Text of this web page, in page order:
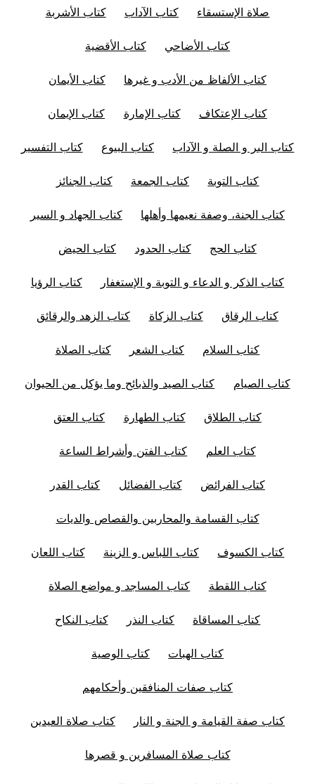
صلاة الإستسقاء كتاب الآداب كتاب الأشربة
كتاب الأضاحي كتاب الأقضية
كتاب الألفاظ من الأدب و غيرها كتاب الأيمان
كتاب الإعتكاف كتاب الإمارة كتاب الإيمان
كتاب البر و الصلة و الآداب كتاب البيوع كتاب التفسير
كتاب التوبة كتاب الجمعة كتاب الجنائز
كتاب الجنة، وصفة نعيمها وأهلها كتاب الجهاد و السير
كتاب الحج كتاب الحدود كتاب الحيض
كتاب الذكر و الدعاء و التوبة و الإستغفار كتاب الرؤيا
كتاب الرقاق كتاب الزكاة كتاب الزهد والرقائق
كتاب السلام كتاب الشعر كتاب الصلاة
كتاب الصيام كتاب الصيد والذبائح وما يؤكل من الحيوان
كتاب الطلاق كتاب الطهارة كتاب العتق
كتاب العلم كتاب الفتن وأشراط الساعة
كتاب الفرائض كتاب الفضائل كتاب القدر
كتاب القسامة والمحاربين والقصاص والديات
كتاب الكسوف كتاب اللباس و الزينة كتاب اللعان
كتاب اللقطة كتاب المساجد و مواضع الصلاة
كتاب المساقاة كتاب النذر كتاب النكاح
كتاب الهبات كتاب الوصية
كتاب صفات المنافقين وأحكامهم
كتاب صفة القيامة و الجنة و النار كتاب صلاة العيدين
كتاب صلاة المسافرين و قصرها